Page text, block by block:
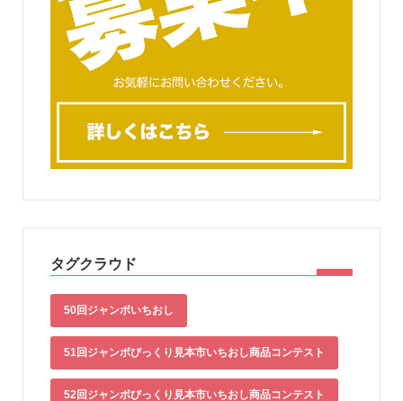
タグクラウド
50回ジャンボいちおし
51回ジャンボびっくり見本市いちおし商品コンテスト
52回ジャンボびっくり見本市いちおし商品コンテスト